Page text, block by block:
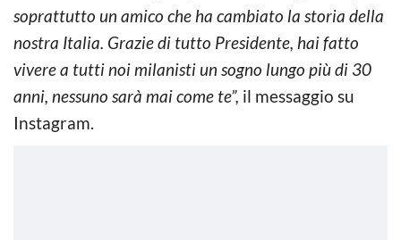
soprattutto un amico che ha cambiato la storia della
nostra Italia. Grazie di tutto Presidente, hai fatto
vivere a tutti noi milanisti un sogno lungo più di 30
anni, nessuno sarà mai come te”, il messaggio su
Instagram.